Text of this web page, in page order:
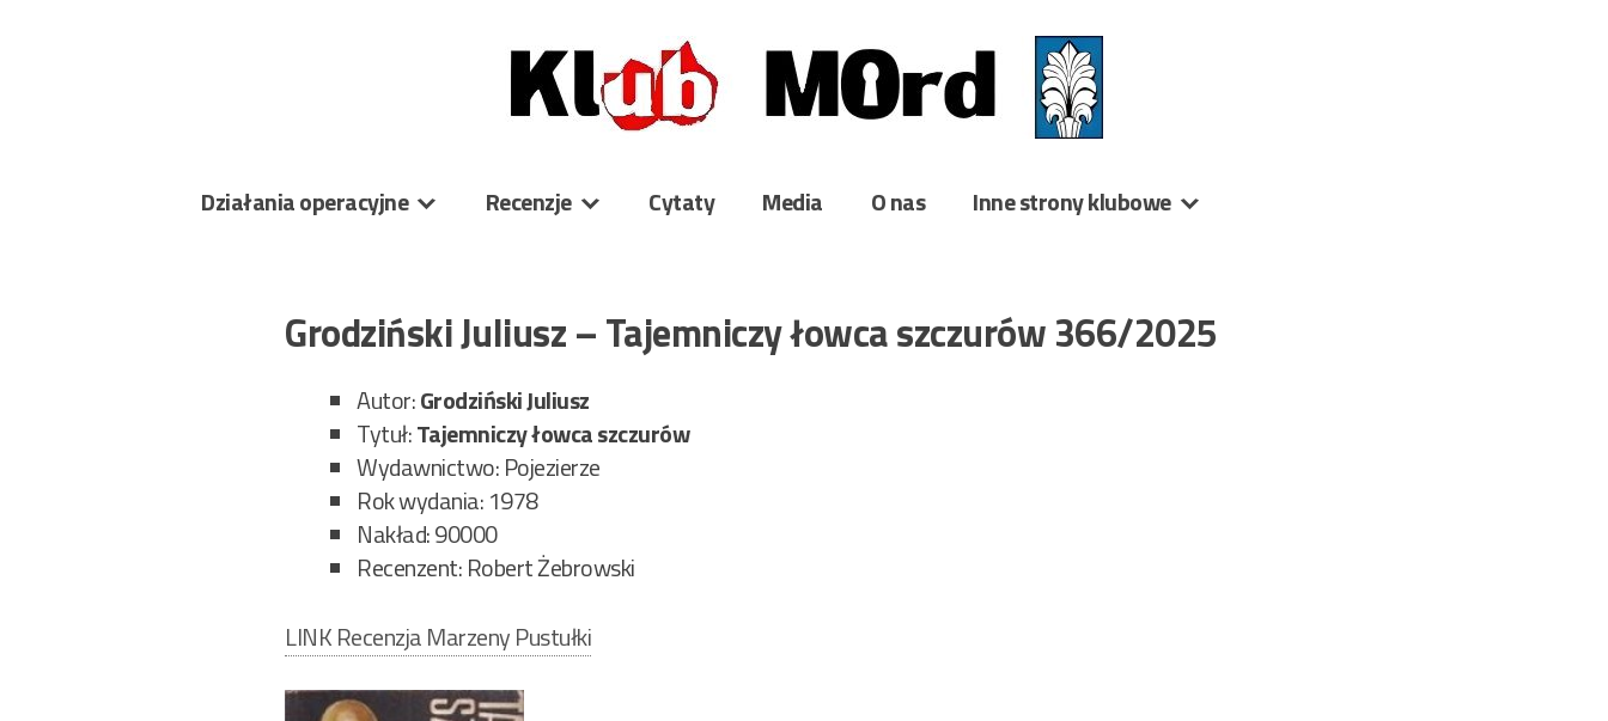
Działania operacyjne Recenzje Cytaty Media O nas Inne strony klubowe
Grodziński Juliusz – Tajemniczy łowca szczurów 366/2025
Autor:Grodziński Juliusz
Tytuł:Tajemniczy łowca szczurów
Wydawnictwo: Pojezierze
Rok wydania: 1978
Nakład: 90000
Recenzent: Robert Żebrowski
LINK Recenzja Marzeny Pustułki